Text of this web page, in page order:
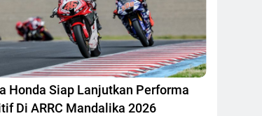
Honda Siap Lanjutkan Performa
Di ARRC Mandalika 2026